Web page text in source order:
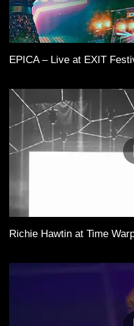
EPICA – Live at EXIT
Richie Hawtin at Time